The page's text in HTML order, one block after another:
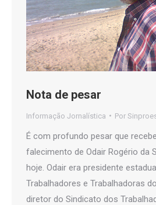
Nota de pesar
Informação Jornalística Por
É com profundo pesar que
falecimento de Odair Rogério da
hoje. Odair era presidente
Trabalhadores e Trabalhadoras
diretor do Sindicato dos